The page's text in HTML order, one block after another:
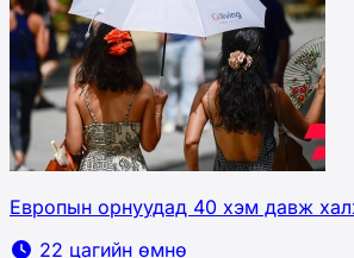
Европын орнуудад 40 хэм давж
22 цагийн өмнө